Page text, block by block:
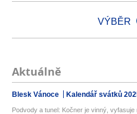
VÝBĚR
Aktuálně
Blesk Vánoce Kalendář svátků
Podvody a tunel: Kočner je vinný, vyfasuje